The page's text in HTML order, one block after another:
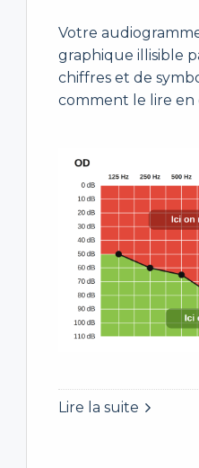
Votre
graphique illisible
chiffres et de
comment le lire
Lire la suite